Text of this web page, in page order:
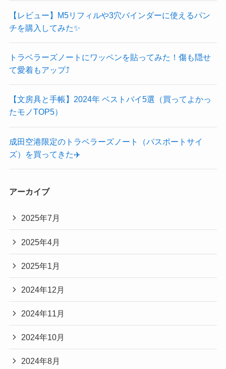
【レビュー】M5リフィルや3穴バインダーに使えるパン
チを購入してみた✨
トラベラーズノートにワッペンを貼ってみた！傷も隠せ
て愛着もアップ⤴️
【文房具と手帳】2024年 ベストバイ5選（買ってよかっ
たモノTOP5）
成田空港限定のトラベラーズノート（パスポートサイ
ズ）を買ってきた✈️
アーカイブ
2025年7月
2025年4月
2025年1月
2024年12月
2024年11月
2024年10月
2024年8月